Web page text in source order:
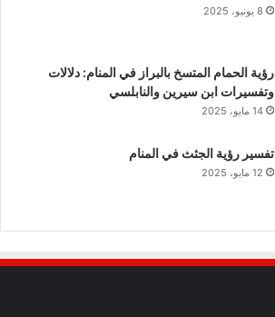
8 يونيو، 2025
رؤية الحمام المتسخ بالبراز في المنام: دلالات
وتفسيرات ابن سيرين والنابلسي
14 مايو، 2025
تفسير رؤية الجثث في المنام
12 مايو، 2025